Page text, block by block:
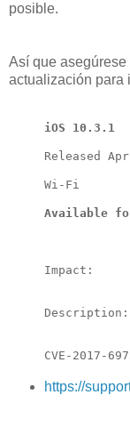
posible.
Así que
actualización para
iOS 10.3.1
Released
Wi-Fi
Available
Impact:
CVE-2017-
https://